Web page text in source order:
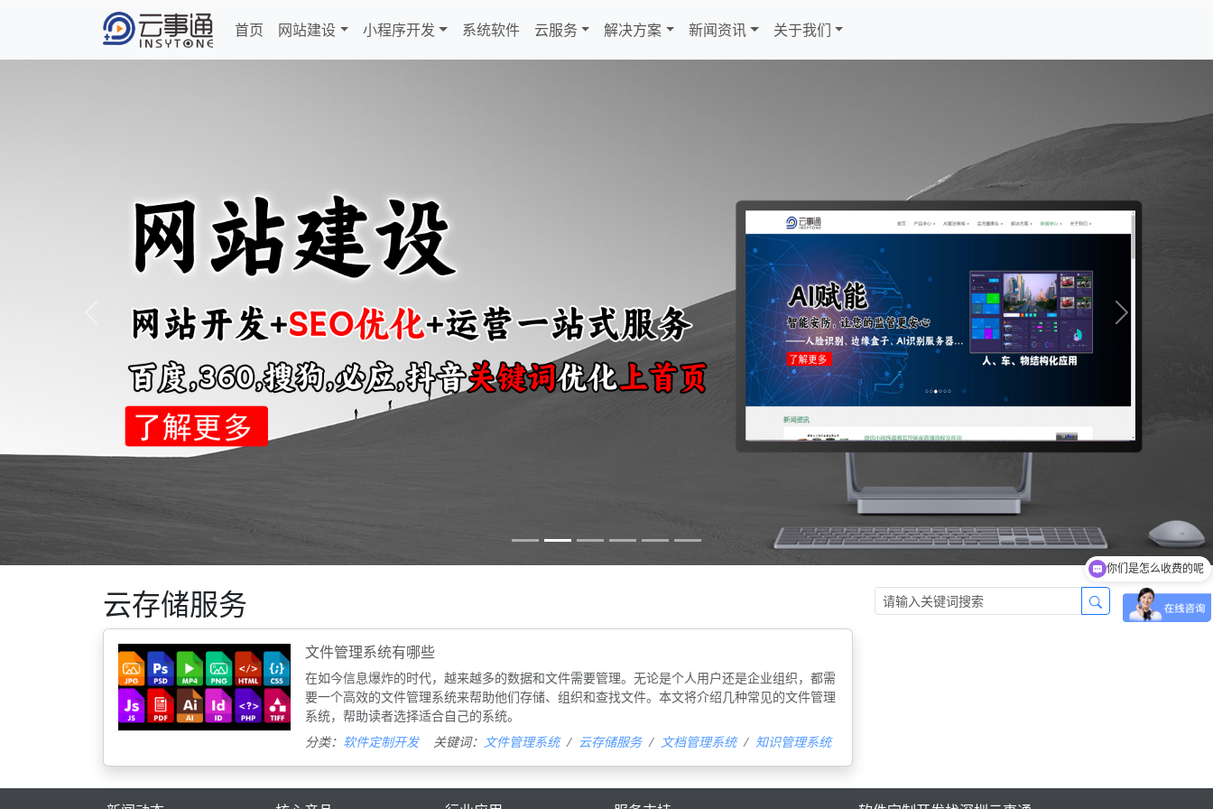
首页 网站建设 小程序开发 系统软件 云服务 解决方案 新闻资讯 关于我们
Previous Next
云存储服务
文件管理系统有哪些
在如今信息爆炸的时代，越来越多的数据和文件需要管理。无论是个人用户还是企业组织，都需
要一个高效的文件管理系统来帮助他们存储、组织和查找文件。本文将介绍几种常见的文件管理
系统，帮助读者选择适合自己的系统。
分类： 软件定制开发 关键词： 文件管理系统 云存储服务 文档管理系统 知识管理系统
你们是怎么收费的呢